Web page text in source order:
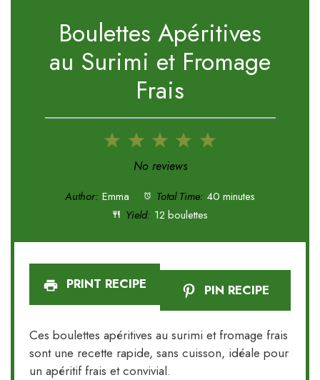
Boulettes Apéritives
au Surimi et Fromage
Frais
5
4
3
Stars
2
Stars
1
Star
No reviews
Author: Emma Total Time: 40 minutes
Yield: 12 boulettes
PRINT RECIPE PIN RECIPE
Ces boulettes apéritives au surimi et fromage frais
sont une recette rapide, sans cuisson, idéale pour
un apéritif frais et convivial.